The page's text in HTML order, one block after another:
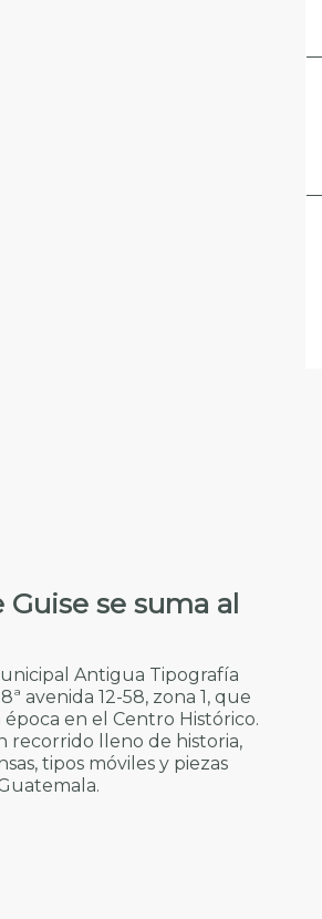
se suma al
Antigua Tipografía
avenida 12-58, zona 1, que
en el Centro Histórico.
recorrido lleno de historia,
tipos móviles y piezas